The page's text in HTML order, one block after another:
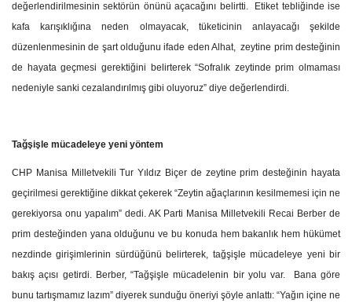
değerlendirilmesinin sektörün önünü açacağını belirtti. Etiket tebliğinde ise
kafa karışıklığına neden olmayacak, tüketicinin anlayacağı şekilde
düzenlenmesinin de şart olduğunu ifade eden Alhat, zeytine prim desteğinin
de hayata geçmesi gerektiğini belirterek “Sofralık zeytinde prim olmaması
nedeniyle sanki cezalandırılmış gibi oluyoruz” diye değerlendirdi.
Tağşişle mücadeleye yeni yöntem
CHP Manisa Milletvekili Tur Yıldız Biçer de zeytine prim desteğinin hayata
geçirilmesi gerektiğine dikkat çekerek “Zeytin ağaçlarının kesilmemesi için ne
gerekiyorsa onu yapalım” dedi. AK Parti Manisa Milletvekili Recai Berber de
prim desteğinden yana olduğunu ve bu konuda hem bakanlık hem hükümet
nezdinde girişimlerinin sürdüğünü belirterek, tağşişle mücadeleye yeni bir
bakış açısı getirdi. Berber, “Tağşişle mücadelenin bir yolu var. Bana göre
bunu tartışmamız lazım” diyerek sunduğu öneriyi şöyle anlattı: “Yağın içine ne